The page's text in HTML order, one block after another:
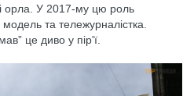
орла. У 2017-му цю роль
та тележурналістка.
це диво у пір'ї.